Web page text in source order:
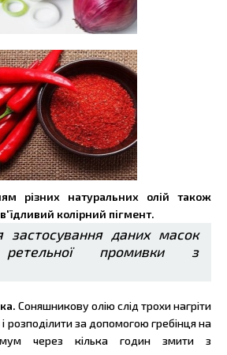
різних натуральних олій також
колірний пігмент.
застосування даних масок
промивки з
Соняшникову олію слід трохи нагріти
і розподілити за допомогою гребінця на
через кілька годин змити з